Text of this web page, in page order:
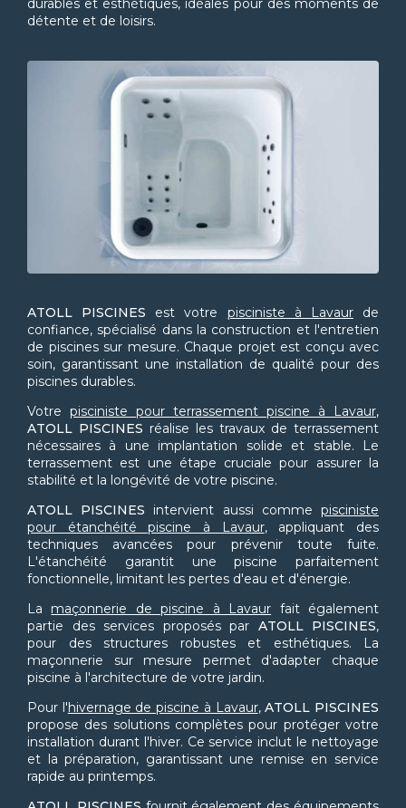
durables et esthétiques, idéales pour des moments de
détente et de loisirs.
ATOLL PISCINES est votre pisciniste à Lavaurde
confiance, spécialisé dans la construction et l'entretien
de piscines sur mesure. Chaque projet est conçu avec
soin, garantissant une installation de qualité pour des
piscines durables.
Votre pisciniste pour terrassement piscine à Lavaur,
ATOLL PISCINES réalise les travaux de terrassement
nécessaires à une implantation solide et stable. Le
terrassement est une étape cruciale pour assurer la
stabilité et la longévité de votre piscine.
ATOLL PISCINES intervient aussi commepisciniste
pour étanchéité piscine à Lavaur, appliquant des
techniques avancées pour prévenir toute fuite.
L'étanchéité garantit une piscine parfaitement
fonctionnelle, limitant les pertes d'eau et d'énergie.
La maçonnerie de piscine à Lavaur fait également
partie des services proposés par ATOLL PISCINES,
pour des structures robustes et esthétiques. La
maçonnerie sur mesure permet d'adapter chaque
piscine à l'architecture de votre jardin.
Pour l'hivernage de piscine à Lavaur,ATOLL PISCINES
propose des solutions complètes pour protéger votre
installation durant l'hiver. Ce service inclut le nettoyage
et la préparation, garantissant une remise en service
rapide au printemps.